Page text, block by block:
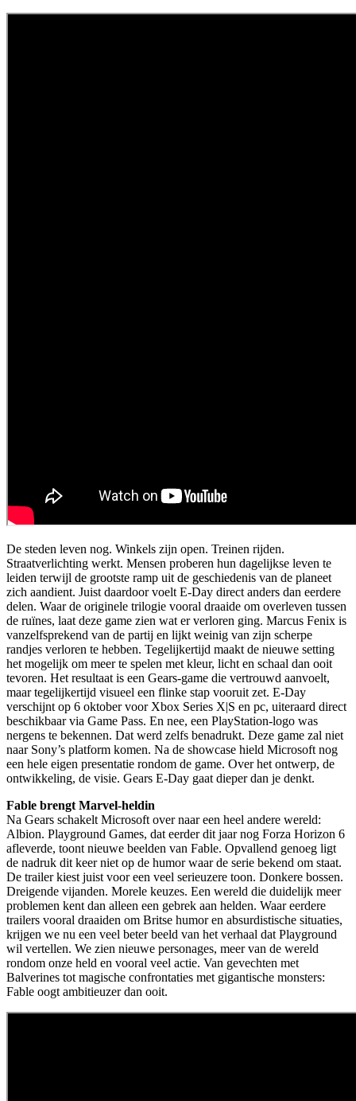
De steden leven nog. Winkels zijn open. Treinen rijden.
Straatverlichting werkt. Mensen proberen hun dagelijkse leven te
leiden terwijl de grootste ramp uit de geschiedenis van de planeet
zich aandient. Juist daardoor voelt E-Day direct anders dan eerdere
delen. Waar de originele trilogie vooral draaide om overleven tussen
de ruïnes, laat deze game zien wat er verloren ging. Marcus Fenix is
vanzelfsprekend van de partij en lijkt weinig van zijn scherpe
randjes verloren te hebben. Tegelijkertijd maakt de nieuwe setting
het mogelijk om meer te spelen met kleur, licht en schaal dan ooit
tevoren. Het resultaat is een Gears-game die vertrouwd aanvoelt,
maar tegelijkertijd visueel een flinke stap vooruit zet. E-Day
verschijnt op 6 oktober voor Xbox Series X|S en pc, uiteraard direct
beschikbaar via Game Pass. En nee, een PlayStation-logo was
nergens te bekennen. Dat werd zelfs benadrukt. Deze game zal niet
naar Sony’s platform komen. Na de showcase hield Microsoft nog
een hele eigen presentatie rondom de game. Over het ontwerp, de
ontwikkeling, de visie. Gears E-Day gaat dieper dan je denkt.
Fable brengt Marvel-heldin
Na Gears schakelt Microsoft over naar een heel andere wereld:
Albion. Playground Games, dat eerder dit jaar nog Forza Horizon 6
afleverde, toont nieuwe beelden van Fable. Opvallend genoeg ligt
de nadruk dit keer niet op de humor waar de serie bekend om staat.
De trailer kiest juist voor een veel serieuzere toon. Donkere bossen.
Dreigende vijanden. Morele keuzes. Een wereld die duidelijk meer
problemen kent dan alleen een gebrek aan helden. Waar eerdere
trailers vooral draaiden om Britse humor en absurdistische situaties,
krijgen we nu een veel beter beeld van het verhaal dat Playground
wil vertellen. We zien nieuwe personages, meer van de wereld
rondom onze held en vooral veel actie. Van gevechten met
Balverines tot magische confrontaties met gigantische monsters:
Fable oogt ambitieuzer dan ooit.